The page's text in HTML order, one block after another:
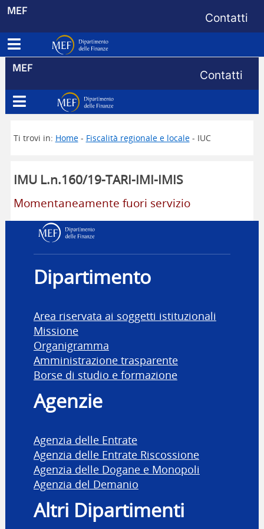
MEF Menu di
Contatti
Apri menu principale
Dipartimento delle Finanze
MEF Menu di
Contatti
Apri menu principale
Dipartimento delle Finanze
Ti trovi in: Home- Fiscalità regionale e locale- IUC
IMU L.n.160/19-TARI-IMI-IMIS
Momentaneamente fuori servizio
Dipartimento delle
Dipartimento
Area riservata ai soggetti istituzionali
Missione
Organigramma
Amministrazione trasparente
Borse di studio e formazione
Agenzie
Agenzia delle Entrate
Agenzia delle Entrate Riscossione
Agenzia delle Dogane e Monopoli
Agenzia del Demanio
Altri Dipartimenti